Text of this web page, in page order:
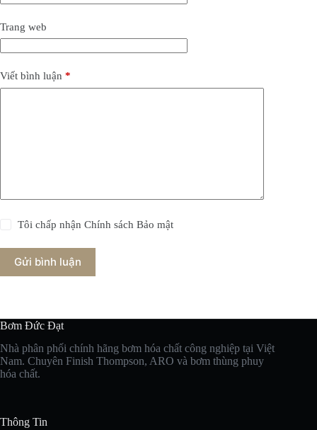
Trang web
Viết bình luận *
Tôi chấp nhậnChính sách Bảo mật
Gửi bình luận
Bơm Đức Đạt
Nhà phân phối chính hãng bơm hóa chất công nghiệp tại Việt
Nam. Chuyên Finish Thompson, ARO và bơm thùng phuy
hóa chất.
Thông Tin